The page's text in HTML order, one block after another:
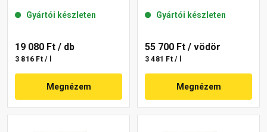
Gyártói készleten
19 080 Ft / db
3 816 Ft / l
Megnézem
Gyártói készleten
55 700 Ft / vödör
3 481 Ft / l
Megnézem